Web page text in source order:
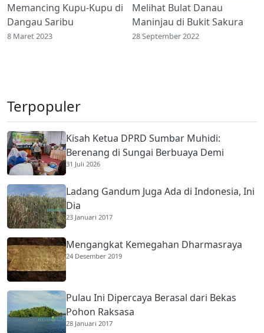
Memancing Kupu-Kupu di
Dangau Saribu
8 Maret 2023
Melihat Bulat Danau
Maninjau di Bukit Sakura
28 September 2022
Terpopuler
Kisah Ketua DPRD Sumbar Muhidi:
Berenang di Sungai Berbuaya Demi
Membantu Ekonomi Orang Tua
31 Juli 2026
Ladang Gandum Juga Ada di Indonesia, Ini
Dia
23 Januari 2017
Mengangkat Kemegahan Dharmasraya
24 Desember 2019
Pulau Ini Dipercaya Berasal dari Bekas
Pohon Raksasa
28 Januari 2017